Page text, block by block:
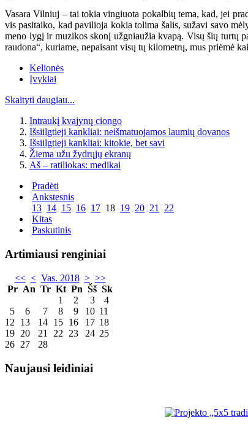
Vasara Vilniuj – tai tokia vingiuota pokalbių tema, kad, jei
vis pasitaiko, kad pavilioja kokia tolima šalis, sužavi savo
meno lygį ir muzikos skonį užgniaužia kvapą. Visų šių turtų
raudona“, kuriame, nepaisant visų tų kilometrų, mus priėmė
Kelionės
Įvykiai
Skaityti daugiau...
Intraukį kvajynų ciongo
Išsiilgtieji kankliai: neišmatuojamos laumių dovanos
Išsiilgtieji kankliai: kitokie, bet savi
Žiema užu žydrųjų ekranų
Aš – ratiliokas: medikai
Pradėti
Ankstesnis
13 14 15 16 17 18 19 20 21 22
Kitas
Paskutinis
Artimiausi renginiai
<< < Vas. 2018 > >>
Pr An Tr Kt Pn Šš Sk
1
2 3
4
5
6 7 8 9 10 11
12
13 14 15 16 17 18
19 20 21 22 23 24 25
26 27 28
Naujausi leidiniai